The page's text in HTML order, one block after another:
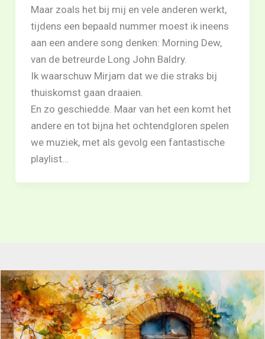
Maar zoals het bij mij en vele anderen werkt,
tijdens een bepaald nummer moest ik ineens
aan een andere song denken: Morning Dew,
van de betreurde Long John Baldry.
Ik waarschuw Mirjam dat we die straks bij
thuiskomst gaan draaien.
En zo geschiedde. Maar van het een komt het
andere en tot bijna het ochtendgloren spelen
we muziek, met als gevolg een fantastische
playlist…